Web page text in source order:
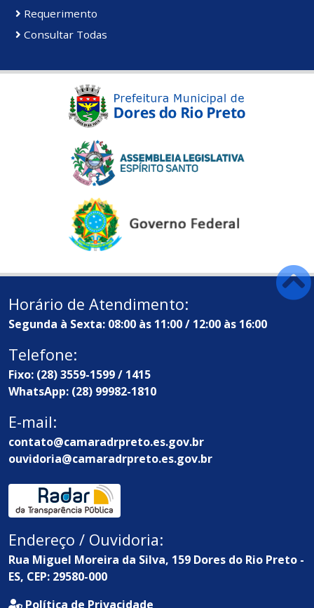
Requerimento
Consultar Todas
Horário de Atendimento:
Segunda à Sexta: 08:00 às 11:00 / 12:00 às 16:00
Telefone:
Fixo: (28) 3559-1599 / 1415
WhatsApp: (28) 99982-1810
E-mail:
contato@camaradrpreto.es.gov.br
ouvidoria@camaradrpreto.es.gov.br
Endereço / Ouvidoria:
Rua Miguel Moreira da Silva, 159 Dores do Rio Preto -
ES, CEP: 29580-000
Política de Privacidade